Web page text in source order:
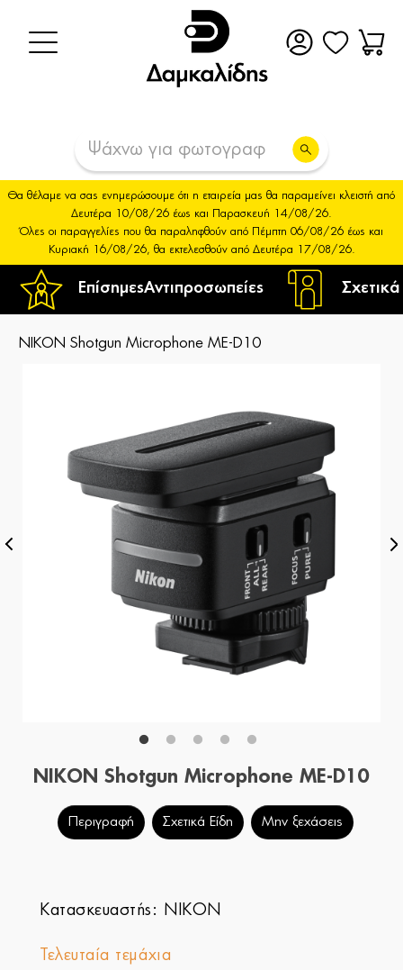
ΕπίσημεςΑντιπροσωπείες
Θα θέλαμε να σας ενημερώσουμε ότι η εταιρεία μας θα παραμείνει κλειστή από
Δευτέρα 10/08/26 έως και Παρασκευή 14/08/26.
Όλες οι παραγγελίες που θα παραληφθούν από Πέμπτη 06/08/26 έως και
Κυριακή 16/08/26, θα εκτελεσθούν από Δευτέρα 17/08/26.
NIKON Shotgun Microphone ME-D10
NIKON Shotgun Microphone ME-D10
Περιγραφή Σχετικά Είδη Μην ξεχάσεις
Κατασκευαστής: NIKON
Τελευταία τεμάχια